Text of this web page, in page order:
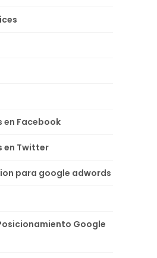
en Facebook
en Twitter
para google adwords
Google